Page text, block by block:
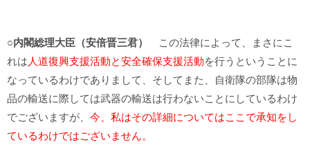
○内閣総理大臣（安倍晋三君）
この法律によって、まさにこ
れは人道復興支援活動と安全確保支援活動を行うということに
なっているわけでありまして、そしてまた、自衛隊の部隊は物
品の輸送に際しては武器の輸送は行わないことにしているわけ
でございますが、 今、私はその詳細についてはここで承知をし
ているわけではございません。